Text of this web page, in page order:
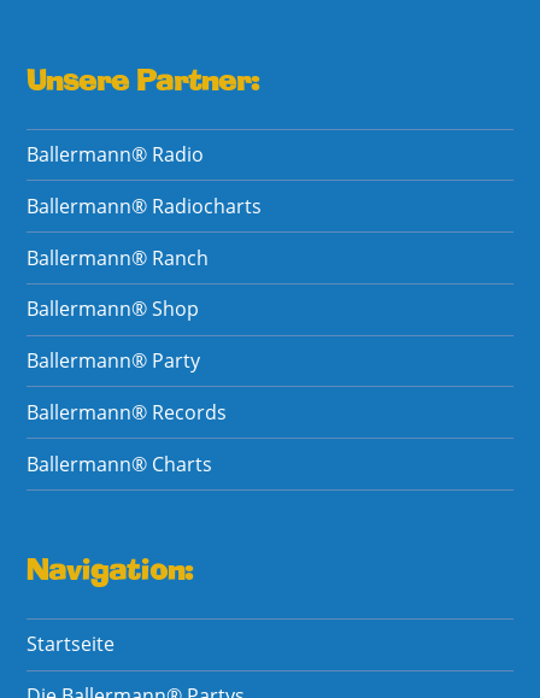
Unsere Partner:
Ballermann® Radio
Ballermann® Radiocharts
Ballermann® Ranch
Ballermann® Shop
Ballermann® Party
Ballermann® Records
Ballermann® Charts
Navigation:
Startseite